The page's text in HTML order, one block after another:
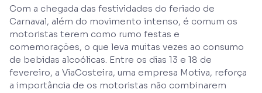
Com a chegada das festividades do feriado de
Carnaval, além do movimento intenso, é comum os
motoristas terem como rumo festas e
comemorações, o que leva muitas vezes ao consumo
de bebidas alcoólicas. Entre os dias 13 e 18 de
fevereiro, a ViaCosteira, uma empresa Motiva, reforça
a importância de os motoristas não combinarem